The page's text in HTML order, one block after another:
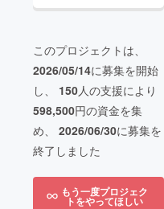
このプロジェクトは、
2026/05/14に募集を開始
し、 150人の支援により
598,500円の資金を集
め、 2026/06/30に募集を
終了しました
もう一度プロジェク
トをやってほしい